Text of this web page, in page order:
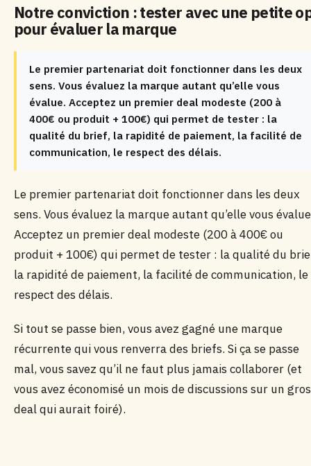
Notre conviction : tester avec une petite
pour évaluer la marque
Le premier partenariat doit fonctionner dans les deux
sens. Vous évaluez la marque autant qu’elle vous
évalue. Acceptez un premier deal modeste (200 à
400€ ou produit + 100€) qui permet de tester : la
qualité du brief, la rapidité de paiement, la facilité de
communication, le respect des délais.
Le premier partenariat doit fonctionner dans les deux
sens. Vous évaluez la marque autant qu’elle vous
Acceptez un premier deal modeste (200 à 400€ ou
produit + 100€) qui permet de tester : la qualité du
la rapidité de paiement, la facilité de communication, le
respect des délais.
Si tout se passe bien, vous avez gagné une marque
récurrente qui vous renverra des briefs. Si ça se passe
mal, vous savez qu’il ne faut plus jamais collaborer (et
vous avez économisé un mois de discussions sur un gros
deal qui aurait foiré).